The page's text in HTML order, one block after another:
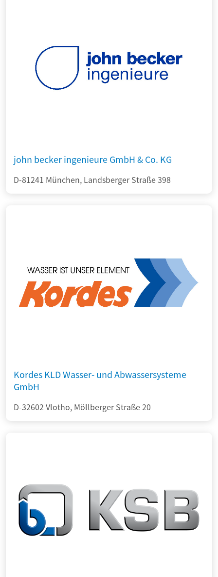
john becker ingenieure GmbH & Co. KG
D-81241 München, Landsberger Straße 398
Kordes KLD Wasser- und Abwassersysteme
GmbH
D-32602 Vlotho, Möllberger Straße 20